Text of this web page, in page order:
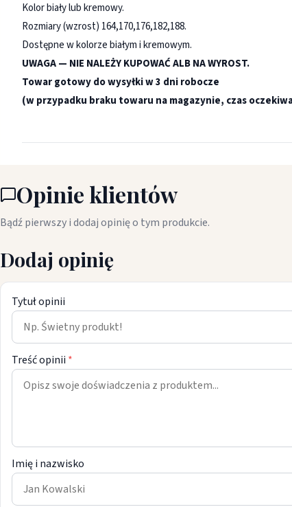
Kolor biały lub kremowy.
Rozmiary (wzrost) 164,170,176,182,188.
Dostępne w kolorze białym i kremowym.
UWAGA — NIE NALEŻY KUPOWAĆ ALB NA WYROST.
Towar gotowy do wysyłki w 3 dni robocze
(w przypadku braku towaru na magazynie, czas
Opinie klientów
Bądź pierwszy i dodaj opinię o tym produkcie.
Dodaj opinię
Tytuł opinii
Treść opinii *
Imię i nazwisko